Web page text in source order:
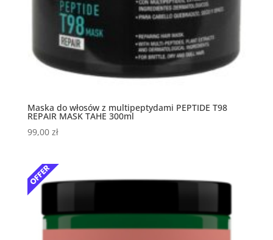
Maska do włosów z multipeptydami PEPTIDE T98
REPAIR MASK TAHE 300ml
99,00 zł